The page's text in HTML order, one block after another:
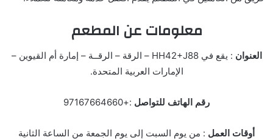
معلومات عن المطعم
العنوان
: يقع في HH42+J88 – الرقة – الرقــة – إمارة أم القيوين –
الإمارات العربية المتحدة.
رقم الهاتف للتواصل :+97167664660
أوقات العمل : من يوم السبت إلى يوم الجمعة من الساعة الثانية